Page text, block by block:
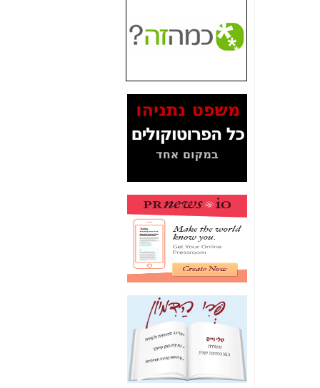
האם ביבי וקרא קבלו
בכלל תמורה עבור
המסמכים בנושא בזק-
Yes (תיק 4000)
לאיש הלא נכון! -כאן
עובדות ומסמכים
האם ביבי כשר
תקשורת עזר לקב'
בזק? -כאן
מה מקור ה-Fake
News שהביא לתפירת
תיק לביבי והעלמת
החשודים הנכונים -כאן
אחת הרגליים של "תיק
4000 התפור"
התמוטטה היום
בניצחון (כפול) של בזק
כאן
איך כתבות מפנקות